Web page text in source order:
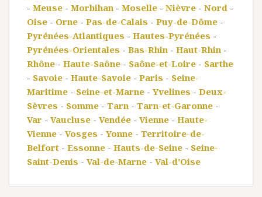
- Meuse - Morbihan - Moselle - Nièvre - Nord -
Oise - Orne - Pas-de-Calais - Puy-de-Dôme -
Pyrénées-Atlantiques - Hautes-Pyrénées -
Pyrénées-Orientales - Bas-Rhin - Haut-Rhin -
Rhône - Haute-Saône - Saône-et-Loire - Sarthe
- Savoie - Haute-Savoie - Paris - Seine-
Maritime - Seine-et-Marne - Yvelines - Deux-
Sèvres - Somme - Tarn - Tarn-et-Garonne -
Var - Vaucluse - Vendée - Vienne - Haute-
Vienne - Vosges - Yonne - Territoire-de-
Belfort - Essonne - Hauts-de-Seine - Seine-
Saint-Denis - Val-de-Marne - Val-d'Oise